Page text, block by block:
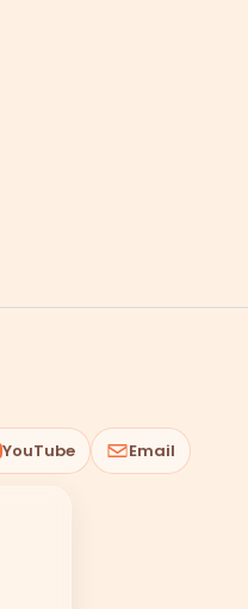
YouTube Email